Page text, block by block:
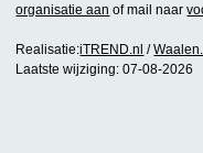
organisatie aan of mail naar
Realisatie:iTREND.nl /
Laatste wijziging: 07-08-2026